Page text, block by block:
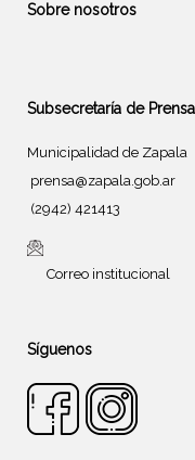
Sobre nosotros
Subsecretaría de Prensa
Municipalidad de Zapala
prensa@zapala.gob.ar
(2942) 421413
Correo institucional
Síguenos